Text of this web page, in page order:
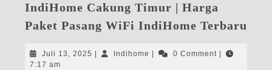
IndiHome Cakung Timur | Harga
Paket Pasang WiFi IndiHome Terbaru
Juli 13, 2025 Juli
Indihome Indihome0 Comment
7:17 am